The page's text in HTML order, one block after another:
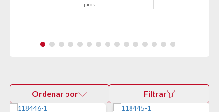
juros
Ordenar por Filtrar